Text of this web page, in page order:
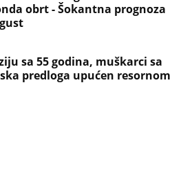
obrt - Šokantna prognoza
sa 55 godina, muškarci sa
predloga upućen resornom